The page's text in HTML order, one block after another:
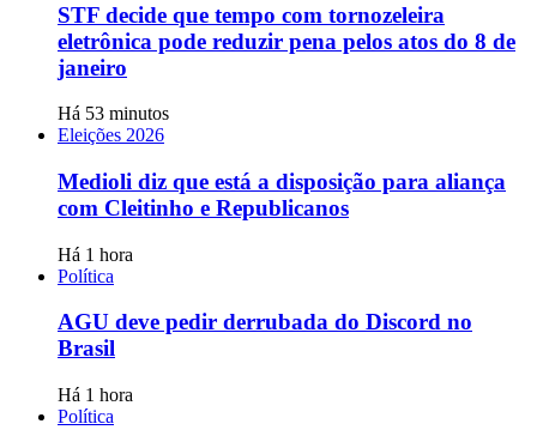
STF decide que tempo com tornozeleira
eletrônica pode reduzir pena pelos atos do 8 de
janeiro
Há 53 minutos
Eleições 2026
Medioli diz que está a disposição para aliança
com Cleitinho e Republicanos
Há 1 hora
Política
AGU deve pedir derrubada do Discord no
Brasil
Há 1 hora
Política